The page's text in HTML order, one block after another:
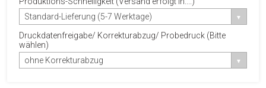
Standard-Lieferung (5-7 Werktage)
Druckdatenfreigabe/ Korrekturabzug/ Probedruck (Bitte
wählen)
ohne Korrekturabzug